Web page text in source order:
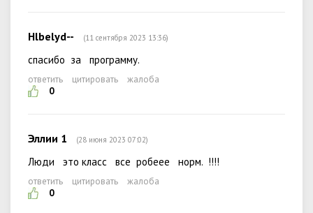
Hlbelyd-- (11 сентября 2023 13:36)
спасибо за программу.
ответить цитировать
жалоба
0
Эллии 1 (28 июня 2023 07:02)
Люди это класс все робеее норм. !!!!
ответить цитировать
жалоба
0